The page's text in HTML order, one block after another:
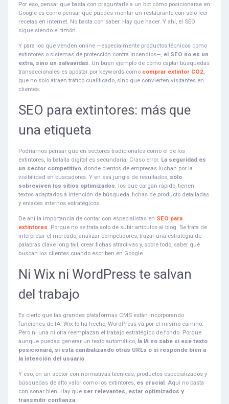
Por eso, pensar que basta con preguntarle a un bot cómo posicionarse en
Google es como pensar que puedes montar un restaurante con solo leer
recetas en internet. No basta con saber. Hay que hacer. Y ahí, el SEO
sigue siendo el timón.
Y para los que venden online —especialmente productos técnicos como
extintores o sistemas de protección contra incendios—, el SEO no es un
extra, sino un salvavidas. Un buen ejemplo de cómo captar búsquedas
transaccionales es apostar por keywords como comprar extintor CO2,
que no solo atraen tráfico cualificado, sino que convierten visitantes en
clientes.
SEO para extintores: más que
una etiqueta
Podríamos pensar que en sectores tradicionales como el de los
extintores, la batalla digital es secundaria. Craso error. La seguridad es
un sector competitivo, donde cientos de empresas luchan por la
visibilidad en buscadores. Y en esa jungla de resultados, solo
sobreviven los sitios optimizados: los que cargan rápido, tienen
textos adaptados a intención de búsqueda, fichas de producto detalladas
y enlaces internos estratégicos.
De ahí la importancia de contar con especialistas en SEO para
extintores. Porque no se trata solo de subir artículos al blog. Se trata de
interpretar el mercado, analizar competidores, trazar una estrategia de
palabras clave long tail, crear fichas atractivas y, sobre todo, saber qué
buscan los clientes cuando escriben en Google.
Ni Wix ni WordPress te salvan
del trabajo
Es cierto que las grandes plataformas CMS están incorporando
funciones de IA. Wix lo ha hecho, WordPress va por el mismo camino.
Pero ni una ni otra reemplazan el trabajo estratégico de fondo. Porque
aunque puedas generar un texto automático, la IA no sabe si ese texto
posicionará, si está canibalizando otras URLs o si responde bien a
la intención del usuario.
Y eso, en un sector con normativas técnicas, productos especializados y
búsquedas de alto valor como los extintores, es crucial. Aquí no basta
con sonar bien. Hay que ser relevantes, estar optimizados y
transmitir confianza.